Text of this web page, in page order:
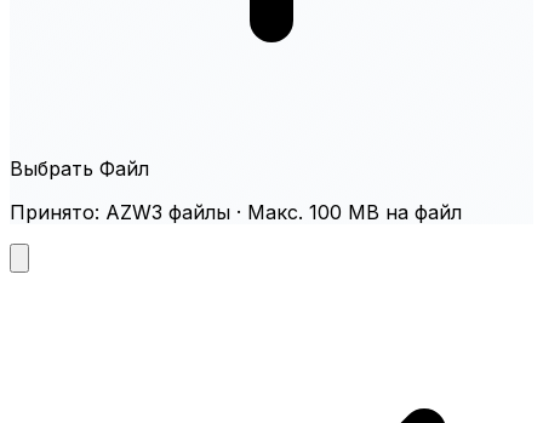
Выбрать Файл
Принято: AZW3 файлы · Макс. 100 MB на файл